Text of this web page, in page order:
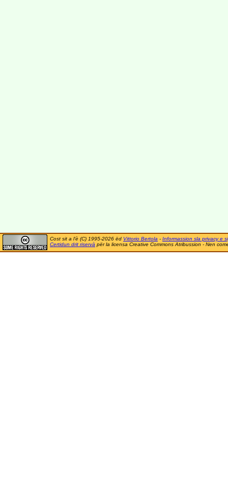
Cost sit a l'è (C) 1995-2026 ëd Vittorio Bertola - Informassion sla privacy e
Certidun drit riservà për la licensa Creative Commons Atribussion - Nen